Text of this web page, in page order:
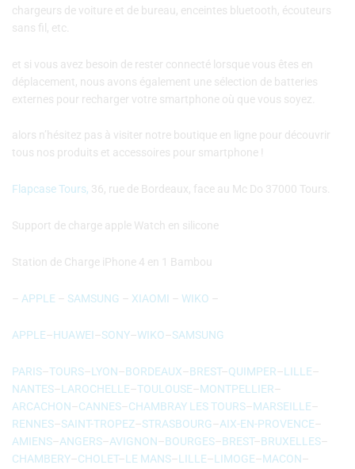
chargeurs de voiture et de bureau, enceintes bluetooth, écouteurs
sans fil, etc.
et si vous avez besoin de rester connecté lorsque vous êtes en
déplacement, nous avons également une sélection de batteries
externes pour recharger votre smartphone où que vous soyez.
alors n’hésitez pas à visiter notre boutique en ligne pour découvrir
tous nos produits et accessoires pour smartphone !
Flapcase Tours, 36, rue de Bordeaux, face au Mc Do 37000 Tours.
Support de charge apple Watch en silicone
Station de Charge iPhone 4 en 1 Bambou
– APPLE – SAMSUNG – XIAOMI – WIKO –
APPLE–HUAWEI–SONY–WIKO–SAMSUNG
PARIS–TOURS–LYON–BORDEAUX–BREST–QUIMPER–LILLE–
NANTES–LAROCHELLE–TOULOUSE–MONTPELLIER–
ARCACHON–CANNES–CHAMBRAY LES TOURS–MARSEILLE–
RENNES–SAINT-TROPEZ–STRASBOURG–AIX-EN-PROVENCE–
AMIENS–ANGERS–AVIGNON–BOURGES–BREST–BRUXELLES–
CHAMBERY–CHOLET–LE MANS–LILLE–LIMOGE–MACON–